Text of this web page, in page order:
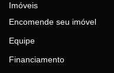
Imóveis
Encomende seu imóvel
Equipe
Financiamento